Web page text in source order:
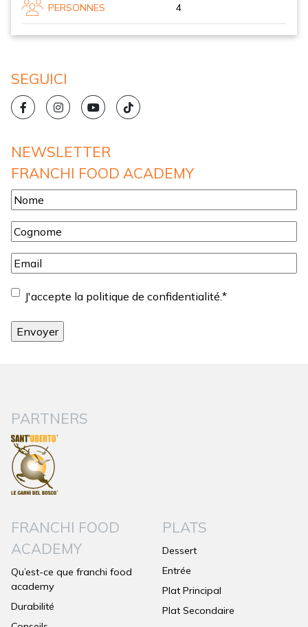
PERSONNES 4
SEGUICI
NEWSLETTER
FRANCHI FOOD ACADEMY
Nome*
Cognome*
Email*
Consentement*
J'accepte la politique de confidentialité.*
PARTNERS
FRANCHI FOOD
ACADEMY
Qu’est-ce que franchi food
academy
Durabilité
PLATS
Dessert
Entrée
Plat Principal
Plat Secondaire